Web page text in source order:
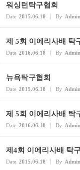
워싱턴탁구협회
Date 2015.06.18 By Admin
제 5회 이에리사배 탁
Date 2016.06.18 By Admin
뉴욕탁구협회
Date 2015.06.18 By Admin
제 5회 이에리사배 탁
Date 2016.06.18 By Admin
제4회 이에리사배 탁
Date 2015.06.18 By Admin